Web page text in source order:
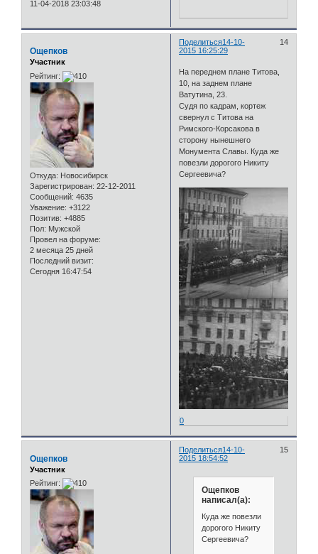
11-04-2018 23:03:48
Поделиться 14
14-10-
2015 16:25:29
Ощепков
Участник
Рейтинг:
Откуда: Новосибирск
Зарегистрирован: 22-12-2011
Сообщений: 4635
Уважение: +3122
Позитив: +4885
Пол: Мужской
Провел на форуме:
2 месяца 25 дней
Последний визит:
Сегодня 16:47:54
На переднем плане Титова,
10, на заднем плане
Ватутина, 23.
Судя по кадрам, кортеж
свернул с Титова на
Римского-Корсакова в
сторону нынешнего
Монумента Славы. Куда же
повезли дорогого Никиту
Сергеевича?
0
Поделиться 15
14-10-
2015 18:54:52
Ощепков
Участник
Рейтинг:
Ощепков
написал(а):
Куда же повезли
дорогого Никиту
Сергеевича?